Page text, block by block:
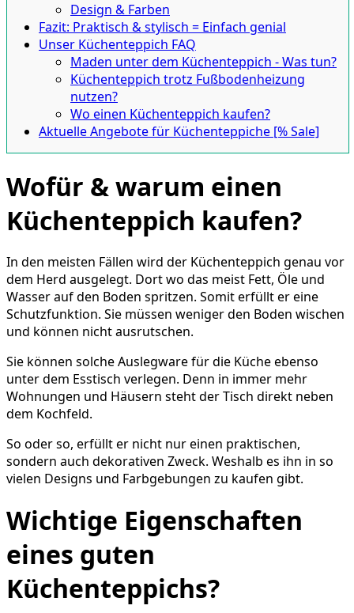
Design & Farben
Fazit: Praktisch & stylisch = Einfach genial
Unser Küchenteppich FAQ
Maden unter dem Küchenteppich - Was tun?
Küchenteppich trotz Fußbodenheizung
nutzen?
Wo einen Küchenteppich kaufen?
Aktuelle Angebote für Küchenteppiche [% Sale]
Wofür & warum einen
Küchenteppich kaufen?
In den meisten Fällen wird der Küchenteppich genau vor
dem Herd ausgelegt. Dort wo das meist Fett, Öle und
Wasser auf den Boden spritzen. Somit erfüllt er eine
Schutzfunktion. Sie müssen weniger den Boden wischen
und können nicht ausrutschen.
Sie können solche Auslegware für die Küche ebenso
unter dem Esstisch verlegen. Denn in immer mehr
Wohnungen und Häusern steht der Tisch direkt neben
dem Kochfeld.
So oder so, erfüllt er nicht nur einen praktischen,
sondern auch dekorativen Zweck. Weshalb es ihn in so
vielen Designs und Farbgebungen zu kaufen gibt.
Wichtige Eigenschaften
eines guten
Küchenteppichs?